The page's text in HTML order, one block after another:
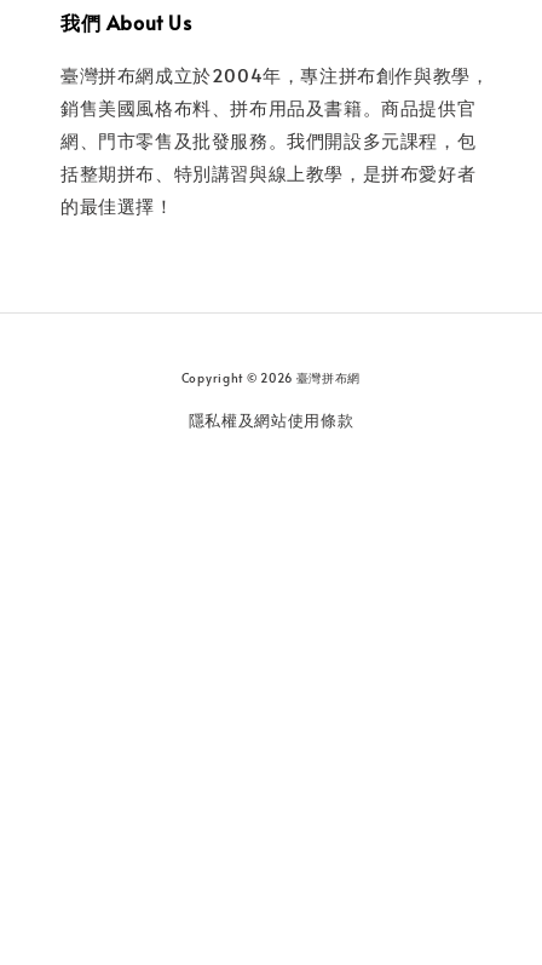
我們 About Us
臺灣拼布網成立於2004年，專注拼布創作與教學，
銷售美國風格布料、拼布用品及書籍。商品提供官
網、門市零售及批發服務。我們開設多元課程，包
括整期拼布、特別講習與線上教學，是拼布愛好者
的最佳選擇！
Copyright © 2026 臺灣拼布網
隱私權及網站使用條款